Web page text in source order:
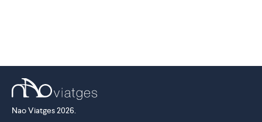
Nao Viatges 2026.